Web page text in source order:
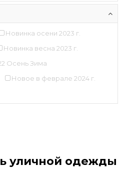
Новинка осени 2023 г.
Новинка весна 2023 г.
Осень Зима
Новое в феврале 2024 г.
уличной одежды